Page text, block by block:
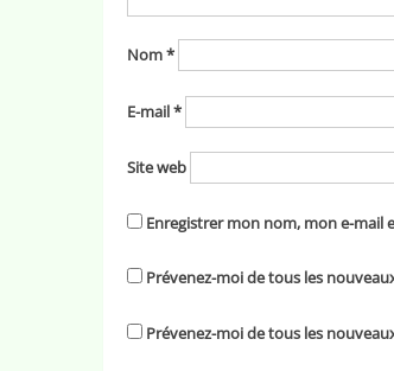
Nom*
E-mail*
Site web
Enregistrer mon nom, mon e-mail
Prévenez-moi de tous les
Prévenez-moi de tous les